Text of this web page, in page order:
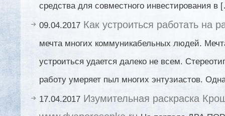
средства для совместного инвестирования в
09.04.2017 Как устроиться работать на
мечта многих коммуникабельных людей.
устроиться удается далеко не всем.
работу умеряет пыл многих энтузиастов.
17.04.2017 Изумительная раскраска